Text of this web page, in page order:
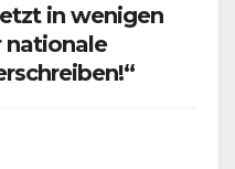
in wenigen
nationale